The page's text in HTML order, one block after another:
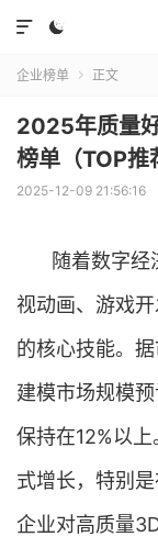


企业榜单  正文
2025年质量
榜单（TOP推
2025-12-09 21:56:16
随着数字
视动画、游戏
的核心技能。
建模市场规模
保持在12%以
式增长，特别
企业对高质量